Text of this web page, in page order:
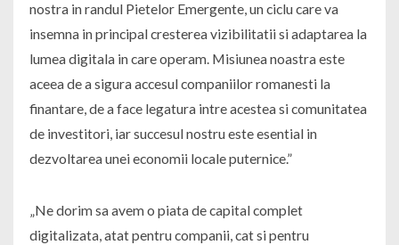
nostra in randul Pietelor Emergente, un ciclu care va
insemna in principal cresterea vizibilitatii si adaptarea la
lumea digitala in care operam. Misiunea noastra este
aceea de a sigura accesul companiilor romanesti la
finantare, de a face legatura intre acestea si comunitatea
de investitori, iar succesul nostru este esential in
dezvoltarea unei economii locale puternice.”
„Ne dorim sa avem o piata de capital complet
digitalizata, atat pentru companii, cat si pentru